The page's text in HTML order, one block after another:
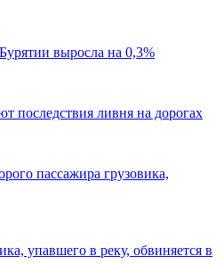
выросла на 0,3%
последствия ливня на дорогах
пассажира грузовика,
упавшего в реку, обвиняется в